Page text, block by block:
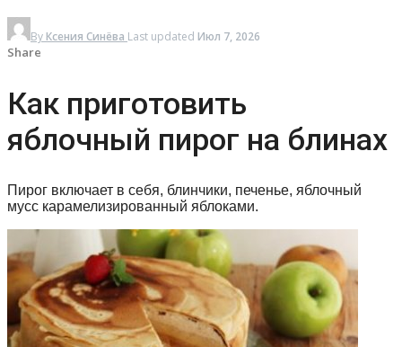
ByКсения Синёва Last updated Июл 7, 2026
Share
Как приготовить
яблочный пирог на блинах
Пирог включает в себя, блинчики, печенье, яблочный
мусс карамелизированный яблоками.